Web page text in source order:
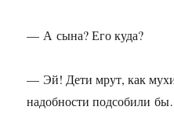
— А сына? Его куда?
— Эй! Дети мрут, как
надобности подсобили